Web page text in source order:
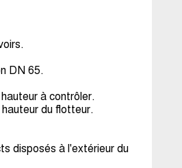
DN 65.
à contrôler.
du flotteur.
disposés à l'extérieur du